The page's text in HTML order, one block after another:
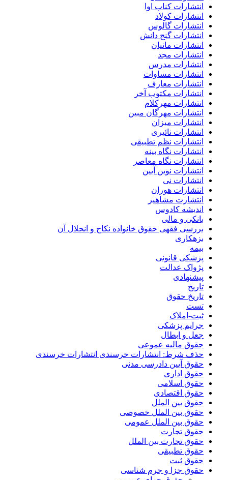
انتشارات کناب اوا
انتشارات کولاد
انتشارات گالوس
انتشارات گنج دانش
انتشارات مانیان
انتشارات مجد
انتشارات مدرس
انتشارات مساوات
انتشارات معارف
انتشارات مکتوب آخر
انتشارات مهرکلام
انتشارات مهرگان مبین
انتشارات میزان
انتشارات نائیری
انتشارات نظم تطبیقی
انتشارات نگاه بینه
انتشارات نگاه معاصر
انتشارات نوین آیین
انتشارات نی
انتشارات هوران
انتشارت مشاهیر
اندیشه کادوس
بانکی و مالی
بررسی فقهی حقوق خانواده نکاح و انحلال آن
بزهکاری
بیمه
پزشکی قانونی
پژواک عدالت
پیشنهادی
تاریخ
تاریخ حقوق
تست
ثبت-املاک
جرایم پزشکی
جعل و ابطال
جقوق مالیه عموعی
حذف شرط: انتشارات خرسندی انتشارات خرسندی
حقوق آیین دادرسی مدنی
حقوق اداری
حقوق اسلامی
حقوق اقتصادی
حقوق بین الملل
حقوق بین الملل خصوصی
حقوق بین الملل عمومی
حقوق تجارت
حقوق تجارت بین الملل
حقوق تطبیقی
حقوق ثبت
حقوق جزا و جرم شناسی